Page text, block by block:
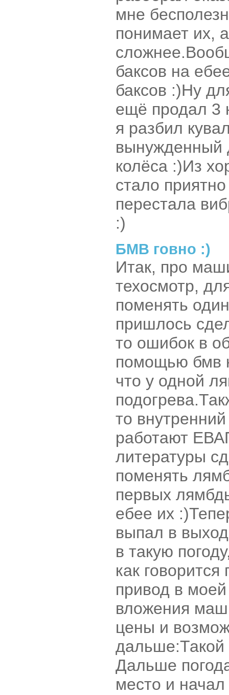
мне
понимает их,
баксов на
баксов :)Ну
ещё продал 3
я разбил
вынужденный
колёса :)Из
стало
перестала
:)
БМВ говно :)
Итак, про
техосмотр,
поменять
пришлось
то ошибок в
помощью бмв
что у одной
то
работают
литературы
поменять
первых
ебее их
выпал в
в такую
как
привод в
вложения
цены и
Дальше
место и